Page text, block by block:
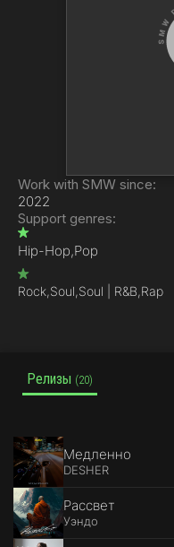
Work with SMW since:
2022
Support genres:
Hip-Hop,Pop
Rock,Soul,Soul | R&B,Rap
Релизы (20)
Медленно
DESHER
Рассвет
Уэндо